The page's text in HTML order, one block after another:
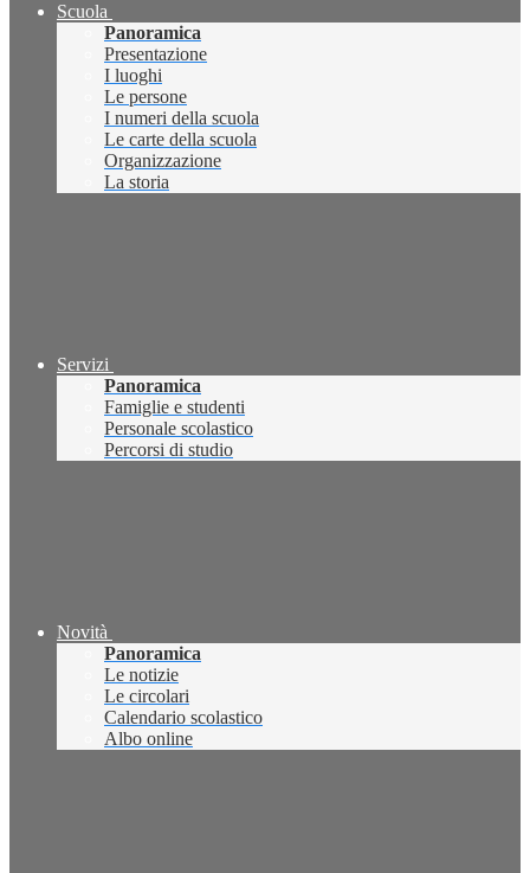
Scuola
Panoramica
Presentazione
I luoghi
Le persone
I numeri della scuola
Le carte della scuola
Organizzazione
La storia
Servizi
Panoramica
Famiglie e studenti
Personale scolastico
Percorsi di studio
Novità
Panoramica
Le notizie
Le circolari
Calendario scolastico
Albo online